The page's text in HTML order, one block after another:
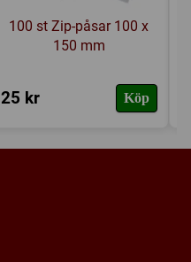
100 st Zip-påsar 100 x
150 mm
25 kr Köp